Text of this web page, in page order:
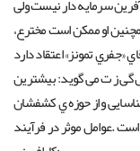
سرمایه دار نیست ولی
او ممکن است مخترع،
تمونز» اعتقاد دارد
گی ز ت می گوید: بیشترین
و از حوزه ي کشفشان
.عوامل موثر در فرآیند